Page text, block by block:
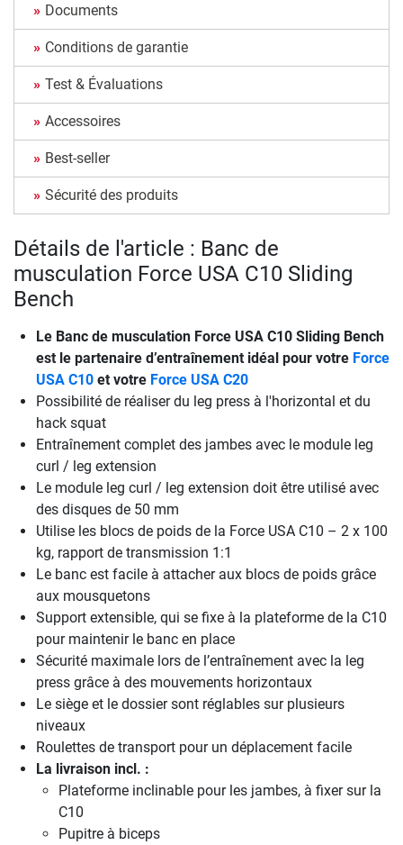
Documents
Conditions de garantie
Test & Évaluations
Accessoires
Best-seller
Sécurité des produits
Détails de l'article : Banc de
musculation Force USA C10 Sliding
Bench
Le Banc de musculation Force USA C10 Sliding Bench
est le partenaire d’entraînement idéal pour votre Force
USA C10 et votre Force USA C20
Possibilité de réaliser du leg press à l'horizontal et du
hack squat
Entraînement complet des jambes avec le module leg
curl / leg extension
Le module leg curl / leg extension doit être utilisé avec
des disques de 50 mm
Utilise les blocs de poids de la Force USA C10 – 2 x 100
kg, rapport de transmission 1:1
Le banc est facile à attacher aux blocs de poids grâce
aux mousquetons
Support extensible, qui se fixe à la plateforme de la C10
pour maintenir le banc en place
Sécurité maximale lors de l’entraînement avec la leg
press grâce à des mouvements horizontaux
Le siège et le dossier sont réglables sur plusieurs
niveaux
Roulettes de transport pour un déplacement facile
La livraison incl. :
Plateforme inclinable pour les jambes, à fixer sur la
C10
Pupitre à biceps